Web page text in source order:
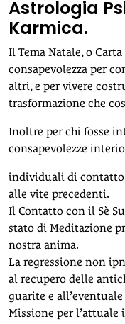
Astrologia
Karmica.
Il Tema Natale, o
consapevolezza per
altri, e per vivere
trasformazione che
Inoltre per chi fosse
consapevolezze
individuali di contatto
alle vite precedenti.
Il Contatto con il Sè
stato di Meditazione
nostra anima.
La regressione non
al recupero delle
guarite e
Missione per l’attuale